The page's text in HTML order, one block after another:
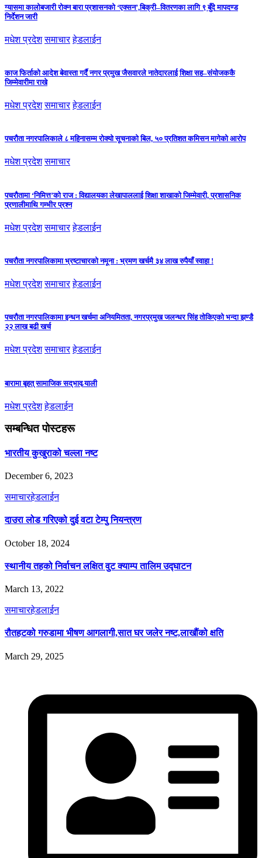
ग्यासमा कालोबजारी रोक्न बारा प्रशासनको ‘एक्सन’,बिक्री–वितरणका लागि ९ बुँदे मापदण्ड
निर्देशन जारी
मधेश प्रदेश समाचार हेडलाईन
काज फिर्ताको आदेश बेवास्ता गर्दै नगर प्रमुख जैसवारले नातेदारलाई शिक्षा सह–संयोजककै
जिम्मेवारीमा राखे
मधेश प्रदेश समाचार हेडलाईन
पचरौता नगरपालिकाले ८ महिनासम्म रोक्यो सूचनाको बिल, ५० प्रतिशत कमिसन मागेको आरोप
मधेश प्रदेश समाचार
पचरौतामा ‘निमित्त’को राज : विद्यालयका लेखापाललाई शिक्षा शाखाको जिम्मेवारी, प्रशासनिक
प्रणालीमाथि गम्भीर प्रश्न
मधेश प्रदेश समाचार हेडलाईन
पचरौता नगरपालिकामा भ्रष्टाचारको नमूना : भ्रमण खर्चमै ३४ लाख रुपैयाँ स्वाहा !
मधेश प्रदेश समाचार हेडलाईन
पचरौता नगरपालिकामा इन्धन खर्चमा अनियमितता, नगरप्रमुख जलन्धर सिंह तोकिएको भन्दा झण्डै
२२ लाख बढी खर्च
मधेश प्रदेश समाचार हेडलाईन
बारामा बृहत् सामाजिक सद्‌भाव र्‍याली
मधेश प्रदेश हेडलाईन
सम्बन्धित पोस्टहरू
भारतीय कुखुराको चल्ला नष्ट
December 6, 2023
समाचारहेडलाईन
दाउरा लोड गरिएको दुई वटा टेम्पु नियन्त्रण
October 18, 2024
स्थानीय तहको निर्वाचन लक्षित वुट क्याम्प तालिम उद्घाटन
March 13, 2022
समाचारहेडलाईन
रौतहटको गरुडामा भीषण आगलागी,सात घर जलेर नष्ट,लाखौंको क्षति
March 29, 2025